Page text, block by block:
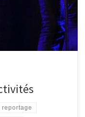
marathon de lecture
reportage